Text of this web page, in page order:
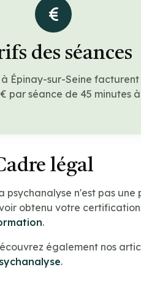
des séances
Épinay-sur-Seine facturent
par séance de 45 minutes à
légal
psychanalyse n'est pas
obtenu votre
.
également nos
.